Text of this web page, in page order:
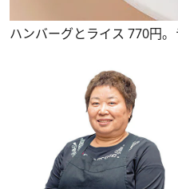
ハンバーグとライス 770円